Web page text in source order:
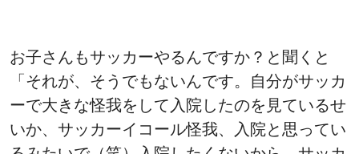
お子さんもサッカーやるんですか？と聞くと
「それが、そうでもないんです。自分がサッカ
ーで大きな怪我をして入院したのを見ているせ
いか、サッカーイコール怪我、入院と思ってい